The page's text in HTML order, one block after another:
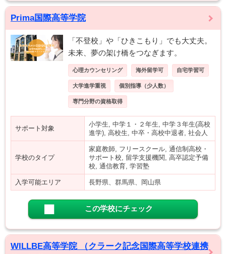
Prima国際高等学院
「不登校」や「ひきこもり」でも大丈夫。
未来、夢の架け橋をつなぎます。
心理カウンセリング 海外留学可 自宅学習可
大学進学重視 個別指導（少人数）
専門分野の資格取得
サポート対象
小学生, 中学１・２年生, 中学３年生(高校
進学), 高校生, 中卒・高校中退者, 社会人
学校のタイプ
家庭教師, フリースクール, 通信制高校・
サポート校, 留学支援機関, 高卒認定予備
校, 通信教育, 学習塾
入学可能エリア 長野県、群馬県、岡山県
この学校にチェック
WILLBE高等学院 （クラーク記念国際高等学校連携